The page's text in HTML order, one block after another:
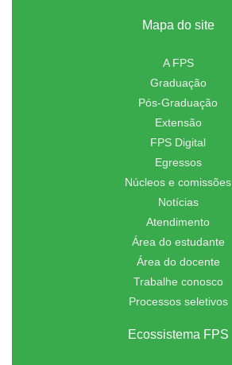
Mapa do site
A FPS
Graduação
Pós-Graduação
Extensão
FPS Digital
Egressos
Núcleos e comissões
Notícias
Atendimento
Área do estudante
Área do docente
Trabalhe conosco
Processos seletivos
Ecossistema FPS